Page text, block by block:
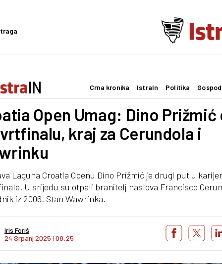
Crna kronika IstraIn Politika
Open Umag: Dino Prižmić
kraj za Cerundola i
Laguna Croatia Openu Dino Prižmić je drugi put u
U srijedu su otpali branitelj naslova Francisco
iz 2006. Stan Wawrinka.
Iris Foriš
24 Srpanj 2025 I 08:25